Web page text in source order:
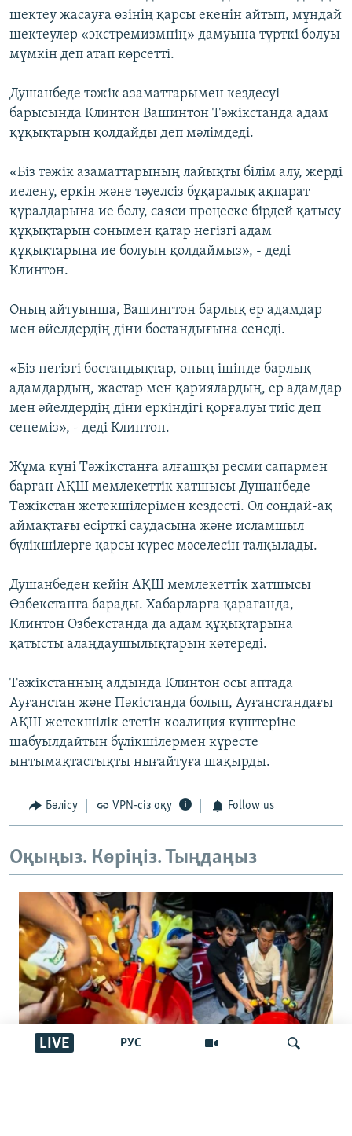
РУС
LIVE
шектеу жасауға өзінің қарсы екенін айтып, мұндай
шектеулер «экстремизмнің» дамуына түрткі болуы
мүмкін деп атап көрсетті.
Душанбеде тәжік азаматтарымен кездесуі
барысында Клинтон Вашинтон Тәжікстанда адам
құқықтарын қолдайды деп мәлімдеді.
«Біз тәжік азаматтарының лайықты білім алу, жерді
иелену, еркін және тәуелсіз бұқаралық ақпарат
құралдарына ие болу, саяси процеске бірдей қатысу
құқықтарын сонымен қатар негізгі адам
құқықтарына ие болуын қолдаймыз», - деді
Клинтон.
Оның айтуынша, Вашингтон барлық ер адамдар
мен әйелдердің діни бостандығына сенеді.
«Біз негізгі бостандықтар, оның ішінде барлық
адамдардың, жастар мен қариялардың, ер адамдар
мен әйелдердің діни еркіндігі қорғалуы тиіс деп
сенеміз», - деді Клинтон.
Жұма күні Тәжікстанға алғашқы ресми сапармен
барған АҚШ мемлекеттік хатшысы Душанбеде
Тәжікстан жетекшілерімен кездесті. Ол сондай-ақ
аймақтағы есірткі саудасына және исламшыл
бүлікшілерге қарсы күрес мәселесін талқылады.
Душанбеден кейін АҚШ мемлекеттік хатшысы
Өзбекстанға барады. Хабарларға қарағанда,
Клинтон Өзбекстанда да адам құқықтарына
қатысты алаңдаушылықтарын көтереді.
Тәжікстанның алдында Клинтон осы аптада
Ауғанстан және Пәкістанда болып, Ауғанстандағы
АҚШ жетекшілік ететін коалиция күштеріне
шабуылдайтын бүлікшілермен күресте
ынтымақтастықты нығайтуға шақырды.
Бөлісу VPN-сіз оқу Follow us
Оқыңыз. Көріңіз. Тыңдаңыз